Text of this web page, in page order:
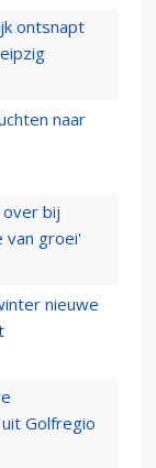
ontsnapt
naar
bij
van groei'
nieuwe
Golfregio